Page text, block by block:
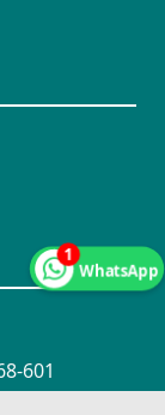
1
WhatsApp
601